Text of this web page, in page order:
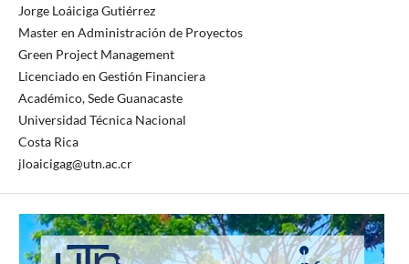
Jorge Loáiciga Gutiérrez
Master en Administración de Proyectos
Green Project Management
Licenciado en Gestión Financiera
Académico, Sede Guanacaste
Universidad Técnica Nacional
Costa Rica
jloaicigag@utn.ac.cr